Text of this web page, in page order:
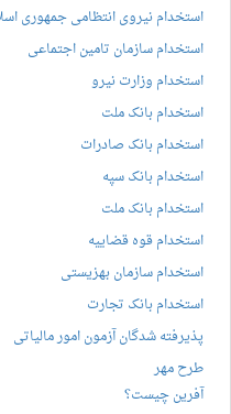
استخدام نیروی انتظامی جمهوری
استخدام سازمان تامین اجتماعی
استخدام وزارت نیرو
استخدام بانک ملت
استخدام بانک صادرات
استخدام بانک سپه
استخدام بانک ملت
استخدام قوه قضاییه
استخدام سازمان بهزیستی
استخدام بانک تجارت
پذیرفته شدگان آزمون امور مالیاتی
طرح مهر
آفرین چیست؟